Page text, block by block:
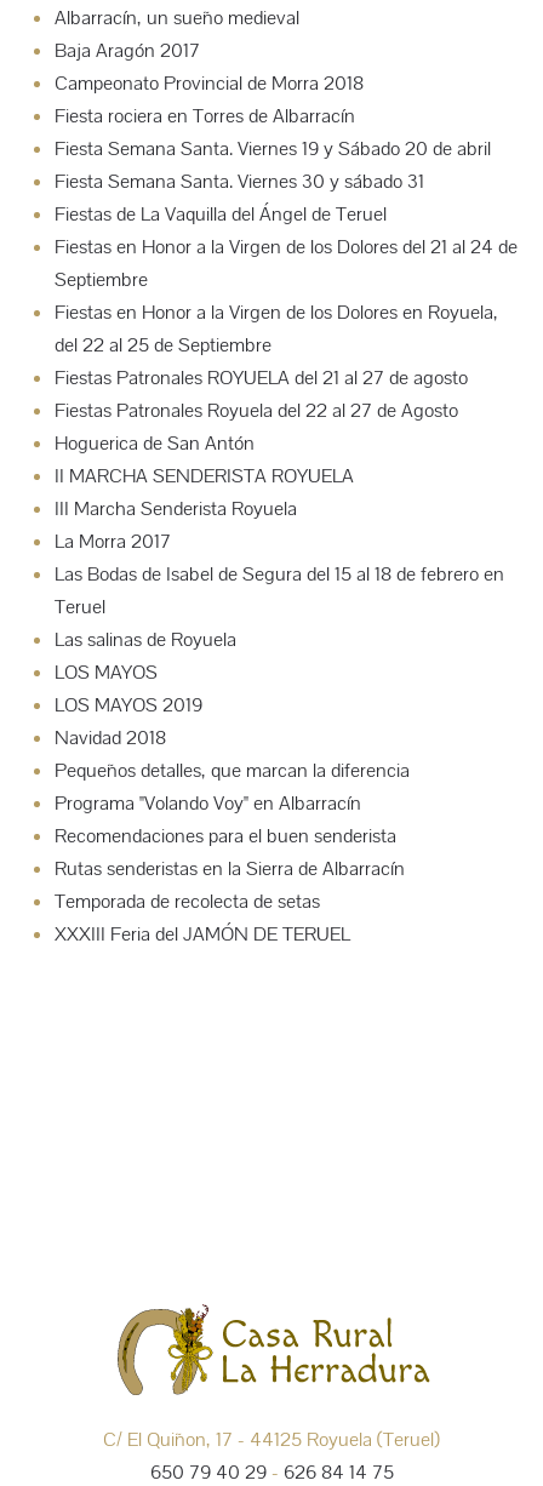
Albarracín, un sueño medieval
Baja Aragón 2017
Campeonato Provincial de Morra 2018
Fiesta rociera en Torres de Albarracín
Fiesta Semana Santa. Viernes 19 y Sábado 20 de abril
Fiesta Semana Santa. Viernes 30 y sábado 31
Fiestas de La Vaquilla del Ángel de Teruel
Fiestas en Honor a la Virgen de los Dolores del 21 al 24 de
Septiembre
Fiestas en Honor a la Virgen de los Dolores en Royuela,
del 22 al 25 de Septiembre
Fiestas Patronales ROYUELA del 21 al 27 de agosto
Fiestas Patronales Royuela del 22 al 27 de Agosto
Hoguerica de San Antón
II MARCHA SENDERISTA ROYUELA
III Marcha Senderista Royuela
La Morra 2017
Las Bodas de Isabel de Segura del 15 al 18 de febrero en
Teruel
Las salinas de Royuela
LOS MAYOS
LOS MAYOS 2019
Navidad 2018
Pequeños detalles, que marcan la diferencia
Programa "Volando Voy" en Albarracín
Recomendaciones para el buen senderista
Rutas senderistas en la Sierra de Albarracín
Temporada de recolecta de setas
XXXIII Feria del JAMÓN DE TERUEL
C/ El Quiñon, 17 - 44125 Royuela (Teruel)
650 79 40 29- 626 84 14 75